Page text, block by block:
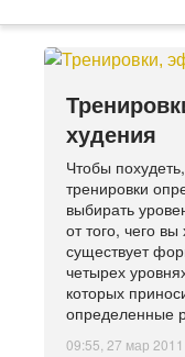
худения
Чтобы
тренировки
выбирать
от того, чего
существует
четырех
которых
определенные
09:55, 27 мар 2011